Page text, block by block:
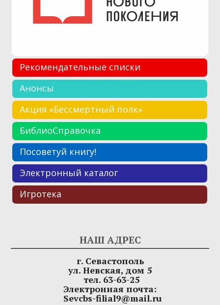
Рекомендательные списки
Анонсы
Акция «Бессмертный полк»
БиблиоСправочка
Посоветуй книгу!
Электронный каталог
Игротека
НАШ АДРЕС
г. Севастополь
ул. Невская, дом 5
тел. 63-63-25
Электронная почта:
Sevcbs-filial9@mail.ru